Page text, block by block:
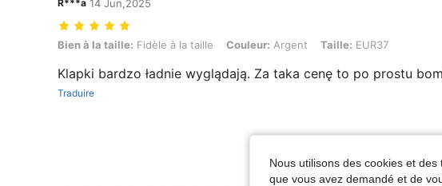
R***a 14 Jun,2025
Bien à la taille: Fidèle à la taille, Couleur: Argent, Taille: EUR37
Bien à la taille: Fidèle à la taille Couleur: Argent Taille: EUR37
Klapki bardzo ładnie wyglądają. Za taka cenę to po prostu
Traduire
Nous utilisons des cookies et
que vous avez demandé et de